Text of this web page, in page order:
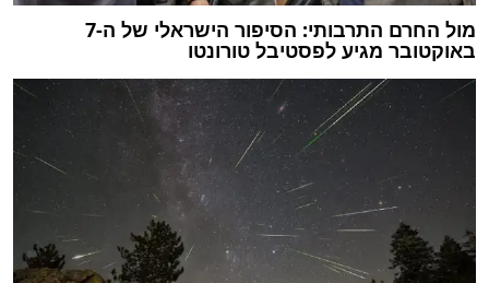
מול החרם התרבותי: הסיפור הישראלי של ה-7
באוקטובר מגיע לפסטיבל טורונטו